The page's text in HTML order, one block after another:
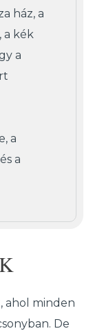
ház, a
a kék
a
a
a
ahol minden
De